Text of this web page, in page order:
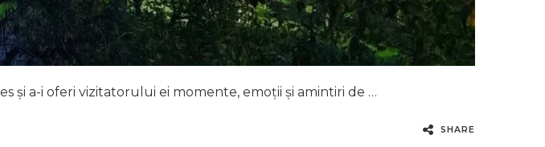
și a-i oferi vizitatorului ei momente, emoții și amintiri de …
SHARE